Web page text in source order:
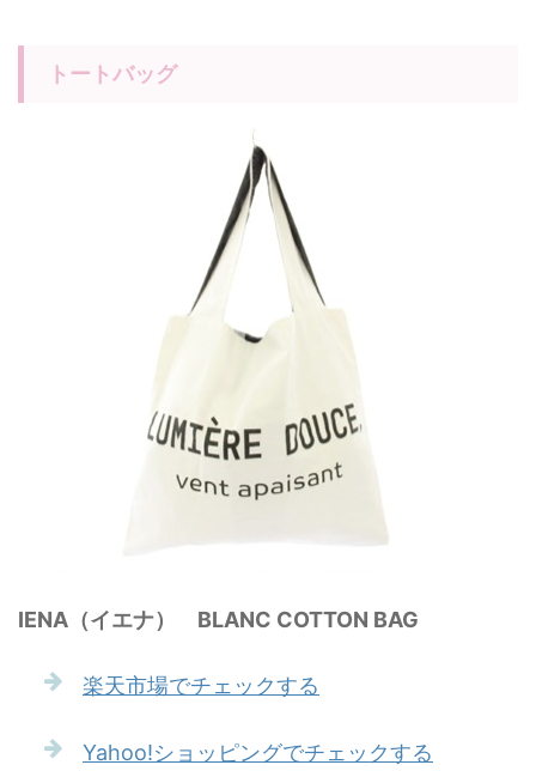
トートバッグ
IENA（イエナ） BLANC COTTON BAG
楽天市場でチェックする
Yahoo!ショッピングでチェックする